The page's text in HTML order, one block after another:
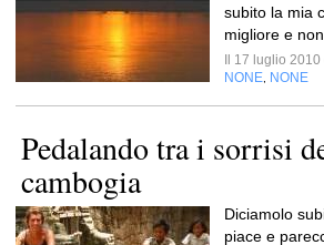
subito la mia
migliore e
Il 17 luglio
NONE NONE
Pedalando tra i sorrisi
cambogia
Diciamolo
piace e